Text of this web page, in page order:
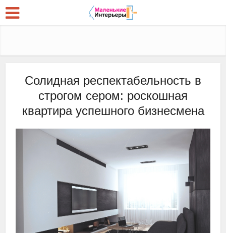
Солидная респектабельность в
строгом сером: роскошная
квартира успешного бизнесмена